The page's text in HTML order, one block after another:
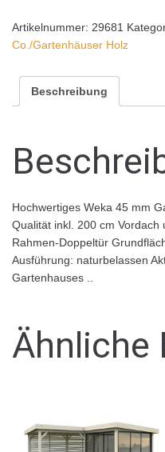
Artikelnummer: 29681
Co./Gartenhäuser Holz
Beschreibung
Hochwertiges Weka 45 mm
Qualität inkl. 200 cm Vordach
Rahmen-Doppeltür
Ausführung: naturbelassen
Gartenhauses ..
Ähnliche